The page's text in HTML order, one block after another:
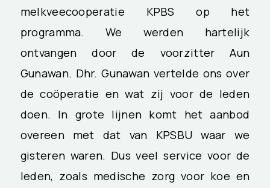
melkveecooperatie KPBS op het
programma. We werden hartelijk
ontvangen door de voorzitter Aun
Gunawan. Dhr. Gunawan vertelde ons over
de coöperatie en wat zij voor de leden
doen. In grote lijnen komt het aanbod
overeen met dat van KPSBU waar we
gisteren waren. Dus veel service voor de
leden, zoals medische zorg voor koe en